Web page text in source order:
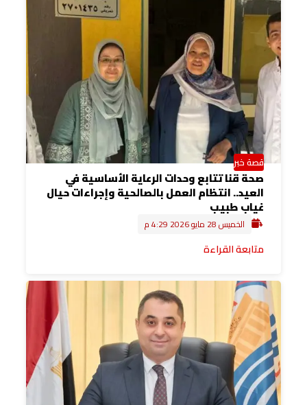
قصة خبر
صحة قنا تتابع وحدات الرعاية الأساسية في
العيد.. انتظام العمل بالصالحية وإجراءات حيال
غياب طبيب
الخميس 28 مايو 2026 4:29 م
متابعة القراءة